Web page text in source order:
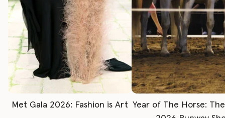
Met Gala 2026: Fashion is Art Year of The Horse: